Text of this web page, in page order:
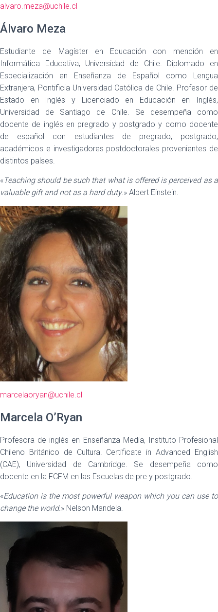
alvaro.meza@uchile.cl
Álvaro Meza
Estudiante de Magíster en Educación con mención en
Informática Educativa, Universidad de Chile. Diplomado en
Especialización en Enseñanza de Español como Lengua
Extranjera, Pontificia Universidad Católica de Chile. Profesor de
Estado en Inglés y Licenciado en Educación en Inglés,
Universidad de Santiago de Chile. Se desempeña como
docente de inglés en pregrado y postgrado y como docente
de español con estudiantes de pregrado, postgrado,
académicos e investigadores postdoctorales provenientes de
distintos países.
«Teaching should be such that what is offered is perceived as a
valuable gift and not as a hard duty.» Albert Einstein.
marcelaoryan@uchile.cl
Marcela O’Ryan
Profesora de inglés en Enseñanza Media, Instituto Profesional
Chileno Británico de Cultura. Certificate in Advanced English
(CAE), Universidad de Cambridge. Se desempeña como
docente en la FCFM en las Escuelas de pre y postgrado.
«Education is the most powerful weapon which you can use to
change the world.» Nelson Mandela.